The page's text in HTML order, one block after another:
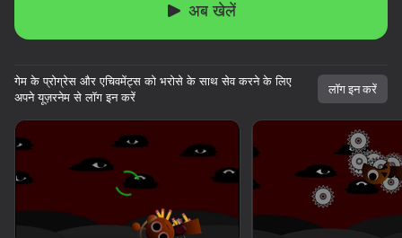
सभी मुफ्त।
सभी आपके।
शुरू करें
डिवाइस घुमाएँ
यह गेम केवल लैंडस्केप
ओरिएंटेशन का समर्थन करता है
अब खेलें
गेम के प्रोग्रेस और एचिवमेंट्स को भरोसे के साथ सेव करने के लिए
अपने यूज़रनेम से लॉग इन करें
लॉग इन करें